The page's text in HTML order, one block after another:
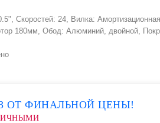
Скоростей: 24, Вилка:
180мм, Обод: Алюминий, двойной,
ОТ ФИНАЛЬНОЙ ЦЕНЫ!